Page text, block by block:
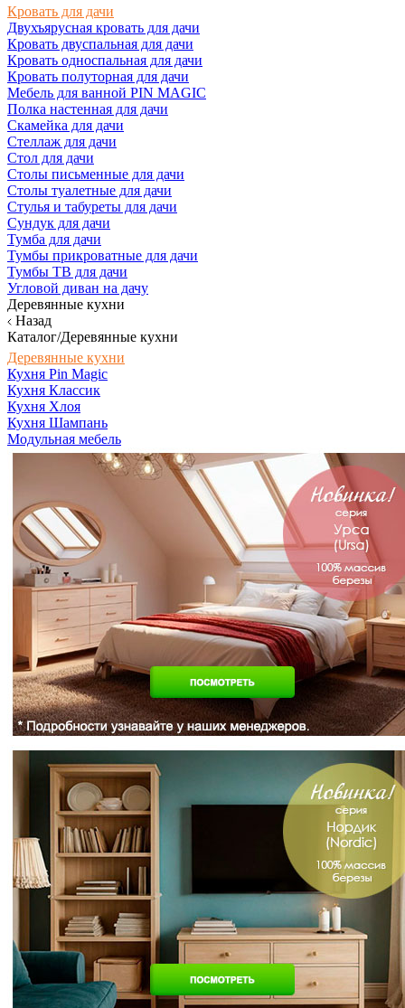
Кровать для дачи
Двухъярусная кровать для дачи
Кровать двуспальная для дачи
Кровать односпальная для дачи
Кровать полуторная для дачи
Мебель для ванной PIN MAGIC
Полка настенная для дачи
Скамейка для дачи
Стеллаж для дачи
Стол для дачи
Столы письменные для дачи
Столы туалетные для дачи
Стулья и табуреты для дачи
Сундук для дачи
Тумба для дачи
Тумбы прикроватные для дачи
Тумбы ТВ для дачи
Угловой диван на дачу
Деревянные кухни
Назад
Каталог/Деревянные кухни
Деревянные кухни
Кухня Pin Magic
Кухня Классик
Кухня Хлоя
Кухня Шампань
Модульная мебель